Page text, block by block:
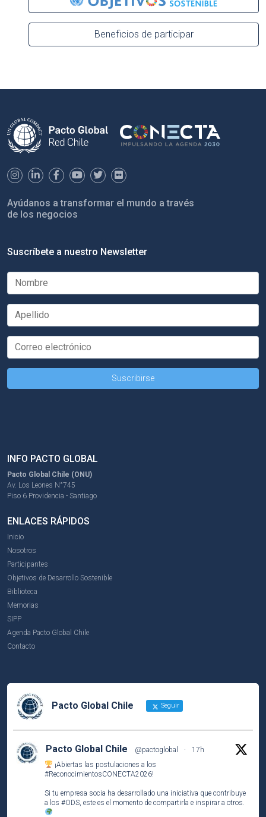
Beneficios de participar
Ayúdanos a transformar el mundo a través
de los negocios
Suscríbete a nuestro Newsletter
INFO PACTO GLOBAL
Pacto Global Chile (ONU)
Av. Los Leones N°745
Piso 6 Providencia - Santiago
ENLACES RÁPIDOS
Inicio
Nosotros
Participantes
Objetivos de Desarrollo Sostenible
Biblioteca
Memorias
SIPP
Agenda Pacto Global Chile
Contacto
Pacto Global Chile Seguir
Pacto Global Chile @pactoglobal ·
17h
¡Abiertas las postulaciones a los
#ReconocimientosCONECTA2026!
Si tu empresa socia ha desarrollado una iniciativa que contribuye
a los #ODS , este es el momento de compartirla e inspirar a otros.